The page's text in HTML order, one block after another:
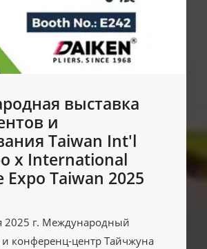
выставка
и
Taiwan Int'l
x International
Expo Taiwan 2025
2025 г. Международный
конференц-центр Тайчжуна